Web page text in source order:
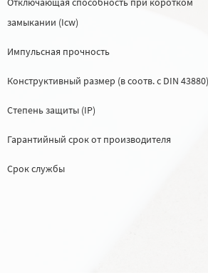
замыкании (Icw)
Импульсная прочность
Конструктивный размер (в соотв. с DIN 43880)
Степень защиты (IP)
Гарантийный срок от производителя
Срок службы